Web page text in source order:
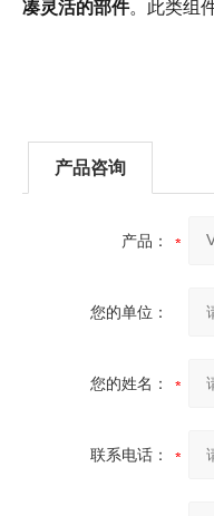
凑灵活的部件。此类组
产品咨询
产品：
您的单位：
您的姓名：
联系电话：